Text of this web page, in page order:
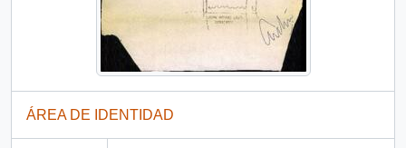
ÁREA DE IDENTIDAD